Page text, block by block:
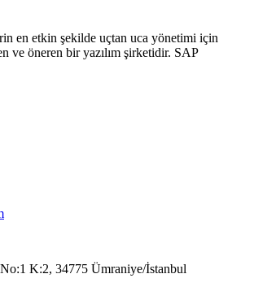
en etkin şekilde uçtan uca yönetimi için
ve öneren bir yazılım şirketidir. SAP
K:2, 34775 Ümraniye/İstanbul